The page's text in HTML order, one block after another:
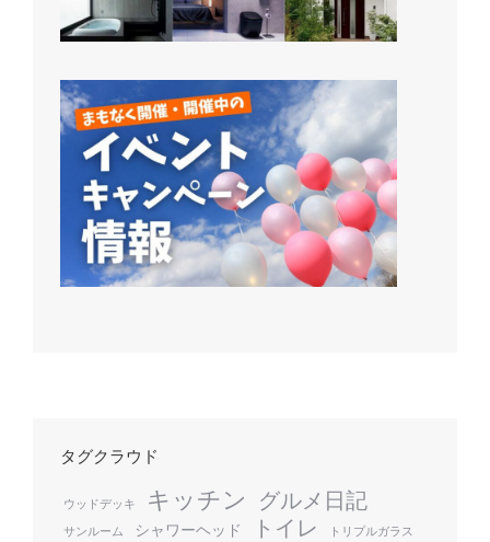
タグクラウド
ウッドデッキ キッチン グルメ日記
サンルーム シャワーヘッド トイレ トリプルガラス